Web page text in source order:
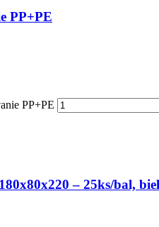
PP+PE
PP+PE
– 25ks/bal,